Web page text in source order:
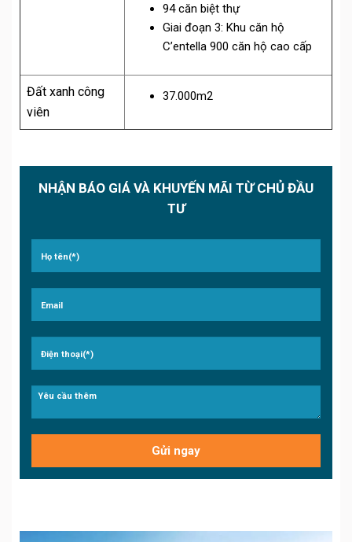
94 căn biệt thự
Giai đoạn 3: Khu căn hộ
C’entella 900 căn hộ cao cấp
Đất xanh công
viên
37.000m2
NHẬN BÁO GIÁ VÀ KHUYẾN MÃI TỪ CHỦ ĐẦU
TƯ